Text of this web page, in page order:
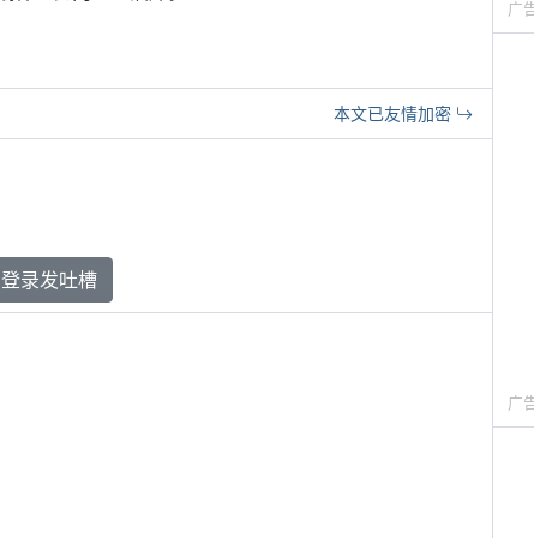
本文已友情加密
登录发吐槽
广
广